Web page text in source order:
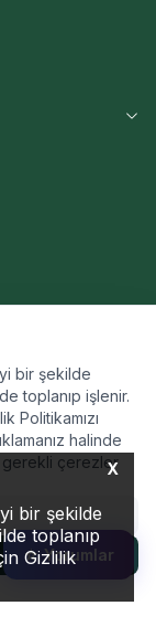
X
bir şekilde
toplanıp
Gizlilik
Gelince Haber Ver
bir şekilde
toplanıp işlenir.
Politikamızı
halinde
gerekli çerezler
☆ Yorumlar